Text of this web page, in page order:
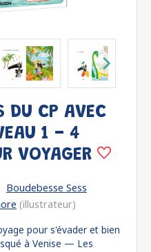
DU CP AVEC
1 - 4
VOYAGER
Boudebesse Sess
(illustrateur)
pour s'évader et bien
à Venise — Les